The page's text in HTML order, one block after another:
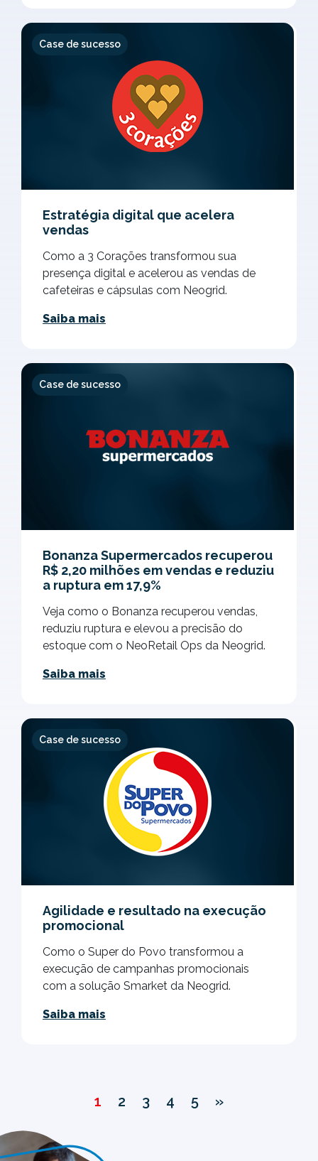
Case de sucesso
Estratégia digital que acelera
vendas
Como a 3 Corações transformou sua
presença digital e acelerou as vendas de
cafeteiras e cápsulas com Neogrid.
Saiba mais
Case de sucesso
Bonanza Supermercados recuperou
R$ 2,20 milhões em vendas e reduziu
a ruptura em 17,9%
Veja como o Bonanza recuperou vendas,
reduziu ruptura e elevou a precisão do
estoque com o NeoRetail Ops da Neogrid.
Saiba mais
Case de sucesso
Agilidade e resultado na execução
promocional
Como o Super do Povo transformou a
execução de campanhas promocionais
com a solução Smarket da Neogrid.
Saiba mais
1 2 3 4 5 »